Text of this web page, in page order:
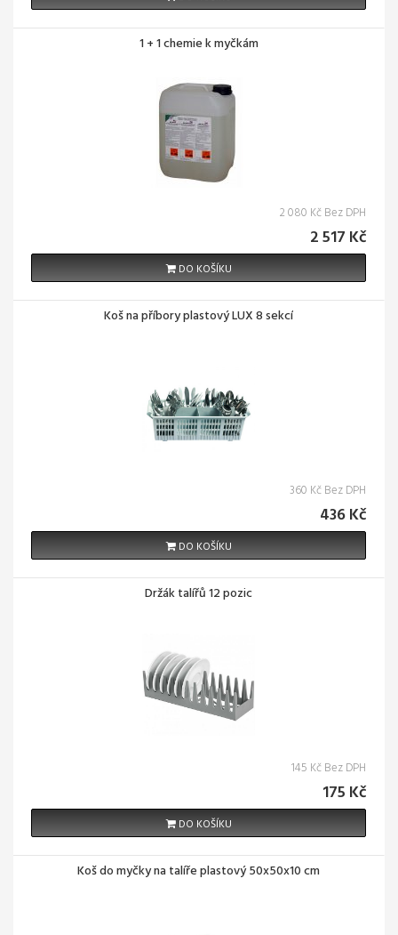
1 + 1 chemie k myčkám
2 080 Kč Bez DPH
2 517 Kč
DO KOŠÍKU
Koš na příbory plastový LUX 8 sekcí
360 Kč Bez DPH
436 Kč
DO KOŠÍKU
Držák talířů 12 pozic
145 Kč Bez DPH
175 Kč
DO KOŠÍKU
Koš do myčky na talíře plastový 50x50x10 cm